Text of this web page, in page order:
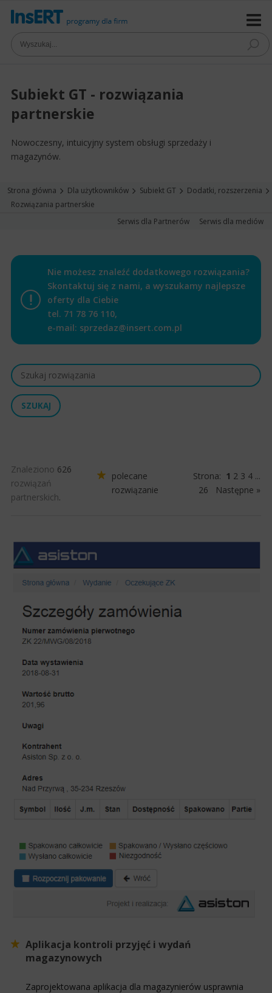
Subiekt GT - rozwiązania
partnerskie
Nowoczesny, intuicyjny system obsługi sprzedaży i
magazynów.
Strona główna Dla użytkowników Subiekt GT
Dodatki, rozszerzenia
Rozwiązania partnerskie
Serwis dla Partnerów
Serwis dla mediów
Nie możesz znaleźć dodatkowego rozwiązania?
Skontaktuj się z nami, a wyszukamy najlepsze
oferty dla Ciebie
tel. 71 78 76 110,
e-mail: sprzedaz@insert.com.pl
Znaleziono 626
rozwiązań
partnerskich.
polecane
rozwiązanie
Strona: 1 2 3 4 ...
26
Następne »
Aplikacja kontroli przyjęć i wydań
magazynowych
Zaprojektowana aplikacja dla magazynierów usprawnia